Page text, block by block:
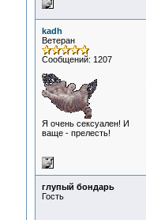
kadh
Ветеран
Сообщений: 1207
Я очень сексуален! И
ваще - прелесть!
глупый бондарь
Гость